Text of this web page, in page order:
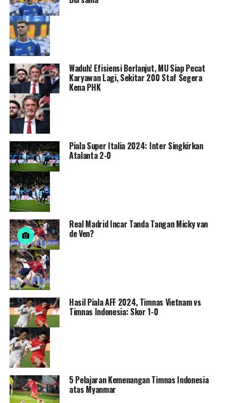
Waduh! Efisiensi Berlanjut, MU Siap Pecat
Karyawan Lagi, Sekitar 200 Staf Segera
Kena PHK
Piala Super Italia 2024: Inter Singkirkan
Atalanta 2-0
Real Madrid Incar Tanda Tangan Micky van
de Ven?
Hasil Piala AFF 2024, Timnas Vietnam vs
Timnas Indonesia: Skor 1-0
5 Pelajaran Kemenangan Timnas Indonesia
atas Myanmar